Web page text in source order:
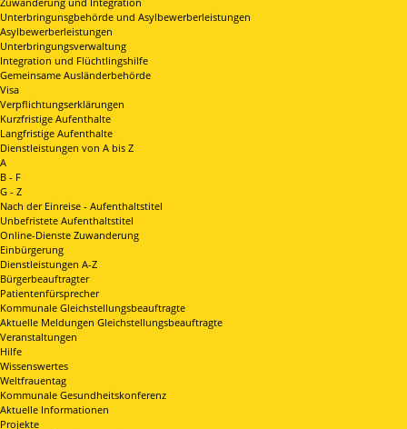
Unterbringunsgbehörde und Asylbewerberleistungen
Asylbewerberleistungen
Unterbringungsverwaltung
Integration und Flüchtlingshilfe
Gemeinsame Ausländerbehörde
Visa
Verpflichtungserklärungen
Kurzfristige Aufenthalte
Langfristige Aufenthalte
Dienstleistungen von A bis Z
A
B - F
G - Z
Nach der Einreise - Aufenthaltstitel
Unbefristete Aufenthaltstitel
Online-Dienste Zuwanderung
Einbürgerung
Dienstleistungen A-Z
Bürgerbeauftragter
Patientenfürsprecher
Kommunale Gleichstellungsbeauftragte
Aktuelle Meldungen Gleichstellungsbeauftragte
Veranstaltungen
Hilfe
Wissenswertes
Weltfrauentag
Kommunale Gesundheitskonferenz
Aktuelle Informationen
Projekte